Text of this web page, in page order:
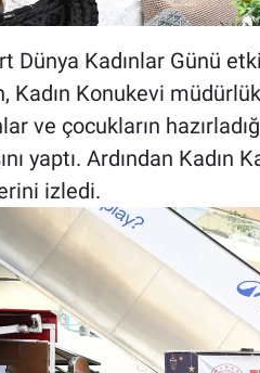
Dünya Kadınlar Günü
Kadın Konukevi
ve çocukların
yaptı. Ardından
izledi.